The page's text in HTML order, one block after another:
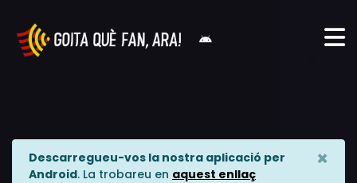
Descarregueu-vos la nostra aplicació per
Android. La trobareu en aquest enllaç
×